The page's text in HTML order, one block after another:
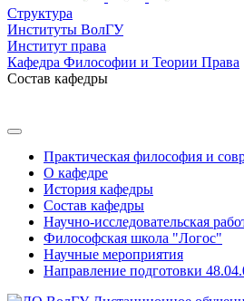
Структура
Институты ВолГУ
Институт права
Кафедра Философии и Теории Права
Состав кафедры
Практическая философия и
О кафедре
История кафедры
Состав кафедры
Научно-исследовательская
Философская школа "Логос"
Научные мероприятия
Направление подготовки